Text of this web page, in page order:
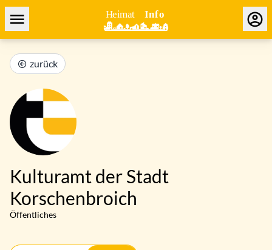
zurück
Kulturamt der Stadt
Korschenbroich
Öffentliches